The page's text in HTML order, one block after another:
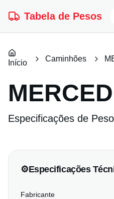
Tabela de Pesos
Início Caminhões
Especificações de
⚙️Especificações
Fabricante